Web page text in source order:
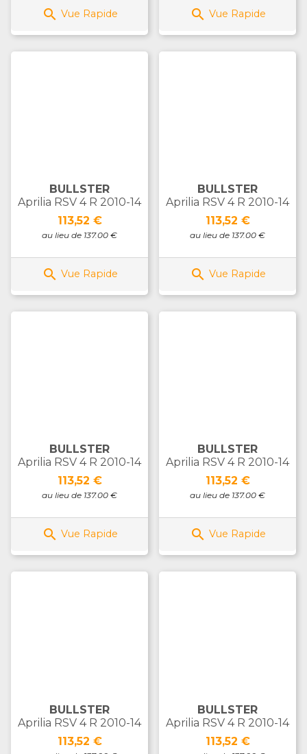
 Vue Rapide  Vue Rapide
BULLSTER
Aprilia RSV 4 R 2010-14
Prix
113,52 €
au lieu de 137.00 €
 Vue Rapide
BULLSTER
Aprilia RSV 4 R 2010-14
Prix
113,52 €
au lieu de 137.00 €
 Vue Rapide
BULLSTER
Aprilia RSV 4 R 2010-14
Prix
113,52 €
au lieu de 137.00 €
 Vue Rapide
BULLSTER
Aprilia RSV 4 R 2010-14
Prix
113,52 €
au lieu de 137.00 €
 Vue Rapide
BULLSTER
Aprilia RSV 4 R 2010-14
Prix
113,52 €
BULLSTER
Aprilia RSV 4 R 2010-14
Prix
113,52 €